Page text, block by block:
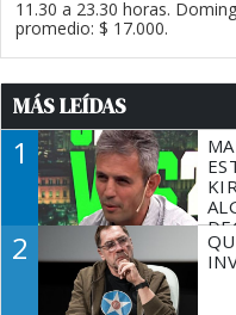
11.30 a 23.30 horas.
promedio: $ 17.000.
MÁS LEÍDAS
1
2